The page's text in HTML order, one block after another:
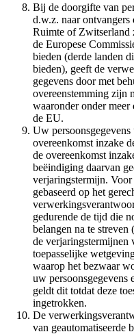
Bij de doorgifte van
d.w.z. naar
Ruimte of Zwitserland
de Europese
bieden (derde landen
bieden), geeft de
gegevens door met
overeenstemming zijn
waaronder onder meer
de EU.
Uw
overeenkomst inzake
de overeenkomst
beëindiging daarvan
verjaringstermijn.
gebaseerd op het
gedurende de tijd die
belangen na te
de verjaringstermijnen
toepasselijke
waarop het bezwaar
uw persoonsgegevens
geldt dit totdat deze
ingetrokken.
De
van geautomatiseerde